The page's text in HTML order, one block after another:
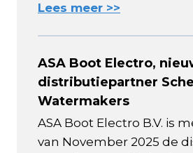
Lees meer >>
ASA Boot Electro,
distributiepartner
Watermakers
ASA Boot Electro B.V. is
van November 2025 de